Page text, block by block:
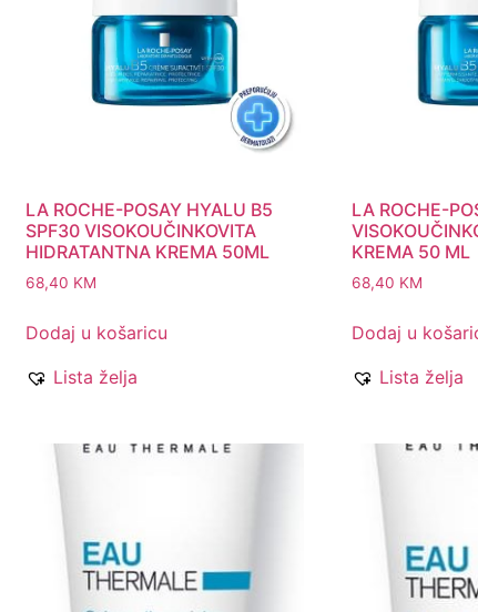
LA ROCHE-POSAY HYALU B5
SPF30 VISOKOUČINKOVITA
HIDRATANTNA KREMA 50ML
68,40 KM
Dodaj u košaricu
Lista želja
LA ROCHE-
KREMA 50 ML
68,40 KM
Dodaj u
Lista želja